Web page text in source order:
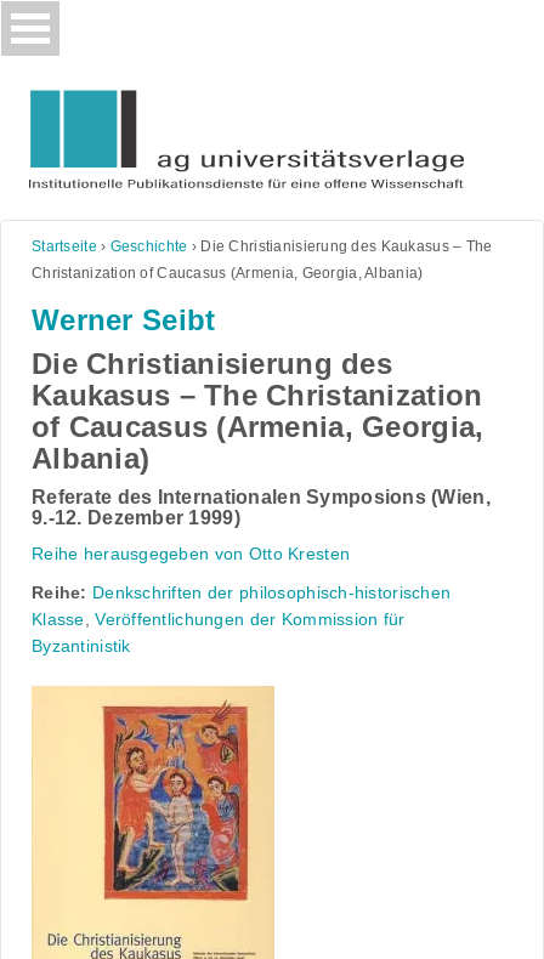
Skip
to
Startseite › Geschichte › Die Christianisierung des Kaukasus – The
Christanization of Caucasus (Armenia, Georgia, Albania)
Werner Seibt
Die Christianisierung des
Kaukasus – The Christanization
of Caucasus (Armenia, Georgia,
Albania)
Referate des Internationalen Symposions (Wien,
9.-12. Dezember 1999)
Reihe herausgegeben von Otto Kresten
Reihe: Denkschriften der philosophisch-historischen
Klasse,Veröffentlichungen der Kommission für
Byzantinistik